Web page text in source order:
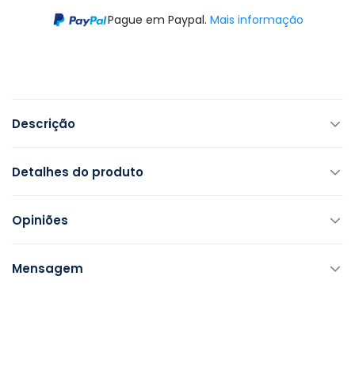
Pague em Paypal. Mais informação
Descrição
Detalhes do produto
Opiniões
Mensagem